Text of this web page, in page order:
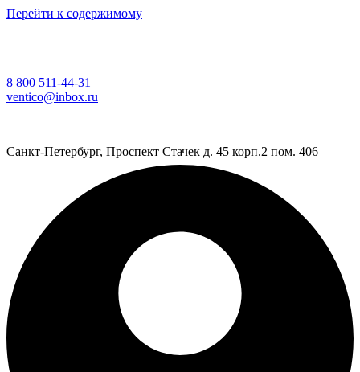
Перейти к содержимому
8 800 511-44-31
ventico@inbox.ru
Санкт-Петербург, Проспект Стачек д. 45 корп.2 пом. 406